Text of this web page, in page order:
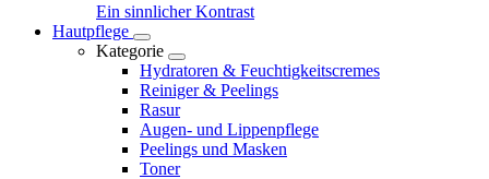
Ein sinnlicher Kontrast
Hautpflege
Kategorie
Hydratoren & Feuchtigkeitscremes
Reiniger & Peelings
Rasur
Augen- und Lippenpflege
Peelings und Masken
Toner